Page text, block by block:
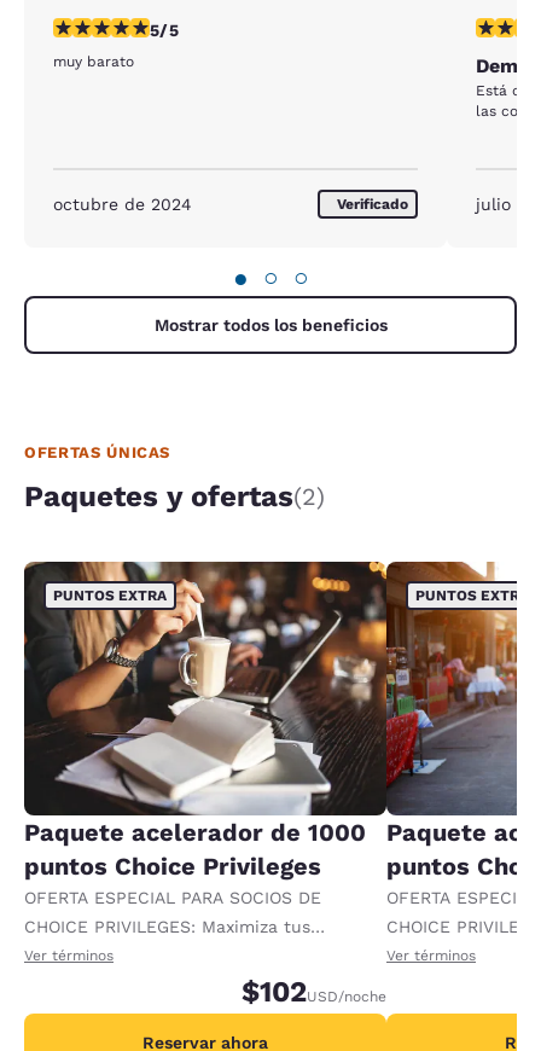
calificación de 5 estrellas. Excepcional. 1 reseña
5/5
muy barato
octubre de 2024 Verificado
Está
las
julio de
● ○ ○
Mostrar todos los beneficios
OFERTAS ÚNICAS
Paquetes y ofertas(2)
PUNTOS EXTRA
Paquete acelerador de 1000
puntos Choice Privileges
OFERTA ESPECIAL PARA SOCIOS DE
CHOICE PRIVILEGES: Maximiza tus
recompensas al recibir 1000 puntos
Ver términos
$102USD/noche
Reservar ahora
PUNTOS EXTRA
Paquete
puntos
OFERTA
CHOICE
recompensas al
Ver términos